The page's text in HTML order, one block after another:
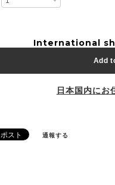
International
Add
日本国内にお
通報する